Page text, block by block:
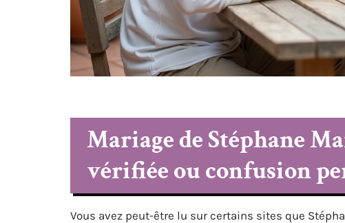
Mariage de Stéphane
vérifiée ou confusion
Vous avez peut-être lu sur certains sites que